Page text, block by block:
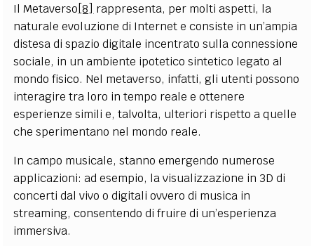
Il Metaverso [8]
rappresenta, per molti aspetti, la
naturale evoluzione di Internet e consiste in un’ampia
distesa di spazio digitale incentrato sulla connessione
sociale, in un ambiente ipotetico sintetico legato al
mondo fisico. Nel metaverso, infatti, gli utenti possono
interagire tra loro in tempo reale e ottenere
esperienze simili e, talvolta, ulteriori rispetto a quelle
che sperimentano nel mondo reale.
In campo musicale, stanno emergendo numerose
applicazioni: ad esempio, la visualizzazione in 3D di
concerti dal vivo o digitali ovvero di musica in
streaming, consentendo di fruire di un’esperienza
immersiva.